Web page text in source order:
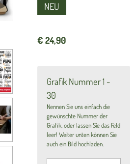
NEU
€ 24,90
Grafik Nummer 1 -
30
Nennen Sie uns einfach die
gewünschte Nummer der
Grafik, oder lassen Sie das Feld
leer! Weiter unten können Sie
auch ein Bild hochladen.